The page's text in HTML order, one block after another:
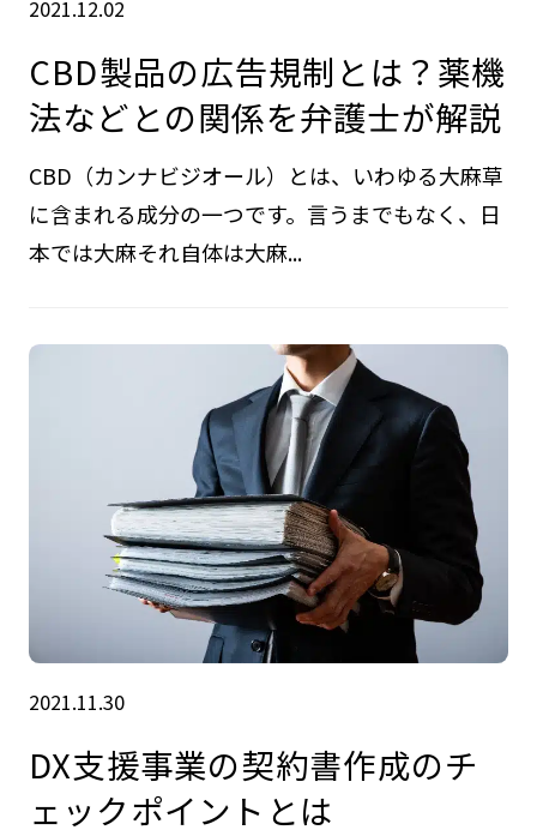
2021.12.02
CBD製品の広告規制とは？薬機
法などとの関係を弁護士が解説
CBD（カンナビジオール）とは、いわゆる大麻草
に含まれる成分の一つです。言うまでもなく、日
本では大麻それ自体は大麻...
2021.11.30
DX支援事業の契約書作成のチ
ェックポイントとは